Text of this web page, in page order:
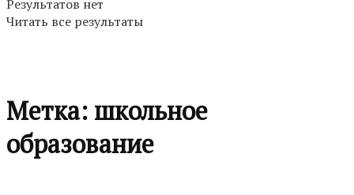
Результатов нет
Читать все результаты
Метка: школьное
образование